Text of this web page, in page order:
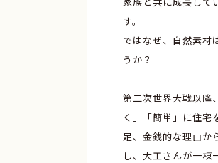
す。
ではなぜ、自然素材
うか？
第二次世界大戦以降
く」「簡単」に住宅
足、金銭的な理由か
し、大工さんが一棟